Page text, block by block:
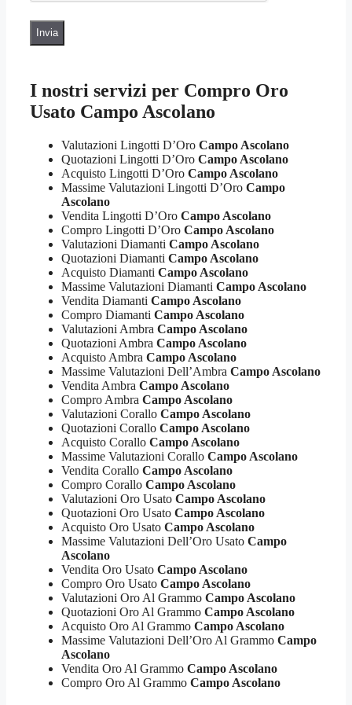
I nostri servizi per Compro Oro
Usato Campo Ascolano
Valutazioni Lingotti D’Oro Campo Ascolano
Quotazioni Lingotti D’Oro Campo Ascolano
Acquisto Lingotti D’Oro Campo Ascolano
Massime Valutazioni Lingotti D’Oro Campo
Ascolano
Vendita Lingotti D’Oro Campo Ascolano
Compro Lingotti D’Oro Campo Ascolano
Valutazioni Diamanti Campo Ascolano
Quotazioni Diamanti Campo Ascolano
Acquisto Diamanti Campo Ascolano
Massime Valutazioni Diamanti Campo Ascolano
Vendita Diamanti Campo Ascolano
Compro Diamanti Campo Ascolano
Valutazioni Ambra Campo Ascolano
Quotazioni Ambra Campo Ascolano
Acquisto Ambra Campo Ascolano
Massime Valutazioni Dell’Ambra Campo Ascolano
Vendita Ambra Campo Ascolano
Compro Ambra Campo Ascolano
Valutazioni Corallo Campo Ascolano
Quotazioni Corallo Campo Ascolano
Acquisto Corallo Campo Ascolano
Massime Valutazioni Corallo Campo Ascolano
Vendita Corallo Campo Ascolano
Compro Corallo Campo Ascolano
Valutazioni Oro Usato Campo Ascolano
Quotazioni Oro Usato Campo Ascolano
Acquisto Oro Usato Campo Ascolano
Massime Valutazioni Dell’Oro Usato Campo
Ascolano
Vendita Oro Usato Campo Ascolano
Compro Oro Usato Campo Ascolano
Valutazioni Oro Al Grammo Campo Ascolano
Quotazioni Oro Al Grammo Campo Ascolano
Acquisto Oro Al Grammo Campo Ascolano
Massime Valutazioni Dell’Oro Al Grammo Campo
Ascolano
Vendita Oro Al Grammo Campo Ascolano
Compro Oro Al Grammo Campo Ascolano